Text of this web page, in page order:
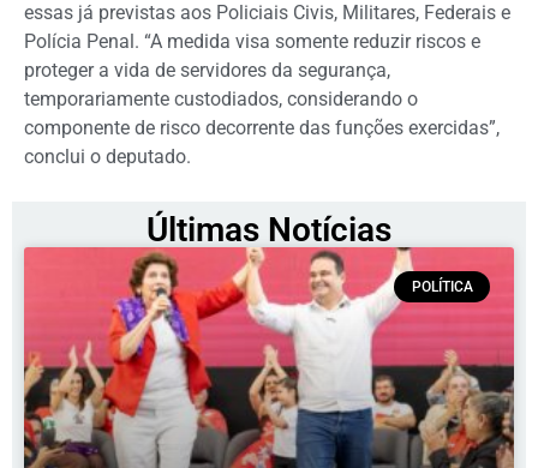
essas já previstas aos Policiais Civis, Militares, Federais e
Polícia Penal. “A medida visa somente reduzir riscos e
proteger a vida de servidores da segurança,
temporariamente custodiados, considerando o
componente de risco decorrente das funções exercidas”,
conclui o deputado.
Últimas Notícias
POLÍTICA